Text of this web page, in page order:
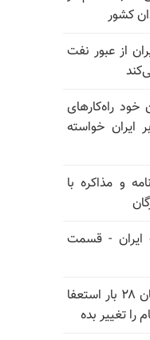
از عبور نفت
راه‌کارهای
ایران خواسته
و مذاکره با
ایران - قسمت
سرکرده حزب‌الله رژیم: پزشکیان ۲۸ بار استعفا
تغییر بده